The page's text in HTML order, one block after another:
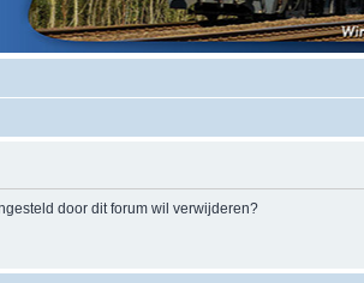
door dit forum wil verwijderen?